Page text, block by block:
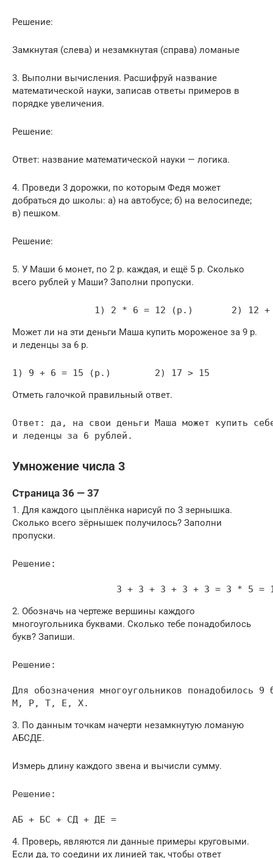
Решение:
Замкнутая (слева) и незамкнутая (справа) ломаные
3. Выполни вычисления. Расшифруй название
математической науки, записав ответы примеров в
порядке увеличения.
Решение:
Ответ: название математической науки — логика.
4. Проведи 3 дорожки, по которым Федя может
добраться до школы: а) на автобусе; б) на велосипеде;
в) пешком.
Решение:
5. У Маши 6 монет, по 2 р. каждая, и ещё 5 р. Сколько
всего рублей у Маши? Заполни пропуски.
1) 2 * 6 = 12 (р.)       2) 12
Может ли на эти деньги Маша купить мороженое за 9 р.
и леденцы за 6 р.
1) 9 + 6 = 15 (р.)        2) 17 > 15
Отметь галочкой правильный ответ.
Ответ: да, на свои деньги Маша может купить
и леденцы за 6 рублей.
Умножение числа 3
Страница 36 — 37
1. Для каждого цыплёнка нарисуй по 3 зернышка.
Сколько всего зёрнышек получилось? Заполни
пропуски.
Решение:
3 + 3 + 3 + 3 + 3 = 3 * 5 =
2. Обозначь на чертеже вершины каждого
многоугольника буквами. Сколько тебе понадобилось
букв? Запиши.
Решение:
Для обозначения многоугольников
М, Р, Т, Е, Х.
3. По данным точкам начерти незамкнутую ломаную
АБСДЕ.
Измерь длину каждого звена и вычисли сумму.
Решение:
АБ + БС + СД + ДЕ =
4. Проверь, являются ли данные примеры круговыми.
Если да, то соедини их линией так, чтобы ответ